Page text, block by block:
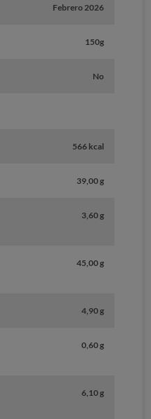
Febrero 2026
150g
No
566 kcal
39,00 g
3,60 g
45,00 g
4,90 g
0,60 g
6,10 g